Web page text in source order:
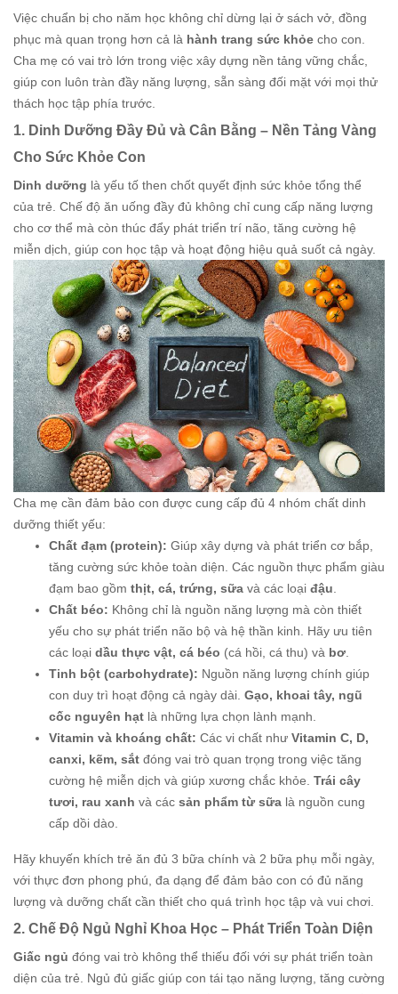
Việc chuẩn bị cho năm học không chỉ dừng lại ở sách vở, đồng
phục mà quan trọng hơn cả là hành trang sức khỏe cho con.
Cha mẹ có vai trò lớn trong việc xây dựng nền tảng vững chắc,
giúp con luôn tràn đầy năng lượng, sẵn sàng đối mặt với mọi thử
thách học tập phía trước.
1. Dinh Dưỡng Đầy Đủ và Cân Bằng – Nền Tảng Vàng
Cho Sức Khỏe Con
Dinh dưỡng là yếu tố then chốt quyết định sức khỏe tổng thể
của trẻ. Chế độ ăn uống đầy đủ không chỉ cung cấp năng lượng
cho cơ thể mà còn thúc đẩy phát triển trí não, tăng cường hệ
miễn dịch, giúp con học tập và hoạt động hiệu quả suốt cả ngày.
Cha mẹ cần đảm bảo con được cung cấp đủ 4 nhóm chất dinh
dưỡng thiết yếu:
Chất đạm (protein): Giúp xây dựng và phát triển cơ bắp,
tăng cường sức khỏe toàn diện. Các nguồn thực phẩm giàu
đạm bao gồm thịt, cá, trứng, sữa và các loại đậu
Chất béo: Không chỉ là nguồn năng lượng mà còn thiết
yếu cho sự phát triển não bộ và hệ thần kinh. Hãy ưu tiên
các loại dầu thực vật, cá béo (cá hồi, cá thu) và bơ
Tinh bột (carbohydrate): Nguồn năng lượng chính giúp
con duy trì hoạt động cả ngày dài. Gạo, khoai tây, ngũ
cốc nguyên hạt là những lựa chọn lành mạnh.
Vitamin và khoáng chất: Các vi chất như Vitamin C, D,
canxi, kẽm, sắt đóng vai trò quan trọng trong việc tăng
cường hệ miễn dịch và giúp xương chắc khỏe. Trái cây
tươi, rau xanh và các sản phẩm từ sữa là nguồn cung
cấp dồi dào.
Hãy khuyến khích trẻ ăn đủ 3 bữa chính và 2 bữa phụ mỗi ngày,
với thực đơn phong phú, đa dạng để đảm bảo con có đủ năng
lượng và dưỡng chất cần thiết cho quá trình học tập và vui chơi.
2. Chế Độ Ngủ Nghỉ Khoa Học – Phát Triển Toàn Diện
Giấc ngủ đóng vai trò không thể thiếu đối với sự phát triển toàn
diện của trẻ. Ngủ đủ giấc giúp con tái tạo năng lượng, tăng cường